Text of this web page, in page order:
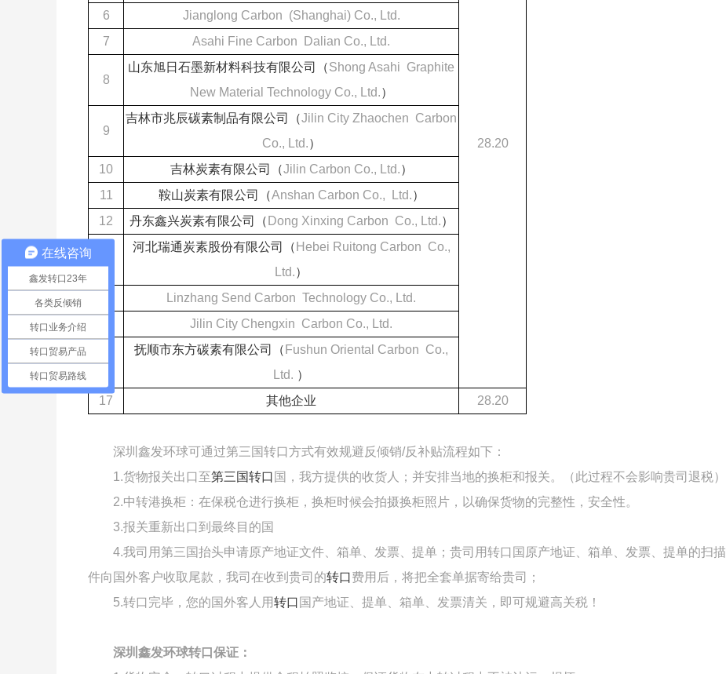
28.20
6
Jianglong Carbon (Shanghai) Co., Ltd.
7
Asahi Fine Carbon Dalian Co., Ltd.
8
山东旭日石墨新材料科技有限公司（Shong Asahi Graphite
New Material Technology Co., Ltd.）
9
吉林市兆辰碳素制品有限公司（Jilin City Zhaochen Carbon
Co., Ltd.）
10
吉林炭素有限公司（Jilin Carbon Co., Ltd.）
11
鞍山炭素有限公司（Anshan Carbon Co., Ltd.）
12
丹东鑫兴炭素有限公司（ Dong Xinxing Carbon Co., Ltd.）
河北瑞通炭素股份有限公司（ Hebei Ruitong Carbon Co.,
Ltd.）
Linzhang Send Carbon Technology Co., Ltd.
Jilin City Chengxin Carbon Co., Ltd.
16
抚顺市东方碳素有限公司（ Fushun Oriental Carbon Co.,
Ltd. ）
17
其他企业 28.20
深圳鑫发环球可通过第三国转口方式有效规避反倾销/反补贴流程如下：
1.货物报关出口至第三国转口 国，我方提供的收货人；并安排当地的换柜和报关。（此过程不会影响贵司退税）
2.中转港换柜：在保税仓进行换柜，换柜时候会拍摄换柜照片，以确保货物的完整性，安全性。
3.报关重新出口到最终目的国
4.我司用第三国抬头申请原产地证文件、箱单、发票、提单；贵司用转口国原产地证、箱单、发票、提单的扫描
件向国外客户收取尾款，我司在收到贵司的转口费用后，将把全套单据寄给贵司；
5.转口完毕，您的国外客人用转口 国产地证、提单、箱单、发票清关，即可规避高关税！
深圳鑫发环球转口保证：
在线咨询
鑫发转口23年
各类反倾销
转口业务介绍
转口贸易产品
转口贸易路线